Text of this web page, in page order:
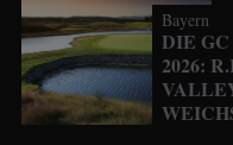
Bayern
DIE
2026: